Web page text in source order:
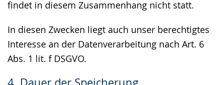
findet in diesem Zusammenhang nicht statt.
In diesen Zwecken liegt auch unser berechtigtes
Interesse an der Datenverarbeitung nach Art. 6
Abs. 1 lit. f DSGVO.